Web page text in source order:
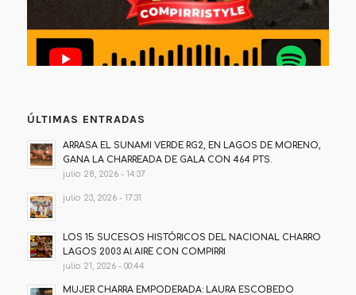
ÚLTIMAS ENTRADAS
ARRASA EL SUNAMI VERDE RG2, EN LAGOS DE MORENO,
GANA LA CHARREADA DE GALA CON 464 PTS.
julio 28, 2026 - 14:37
julio 23, 2026 - 17:31
LOS 15 SUCESOS HISTÓRICOS DEL NACIONAL CHARRO
LAGOS 2003 Al AIRE CON COMPIRRI
julio 21, 2026 - 00:44
MUJER CHARRA EMPODERADA: LAURA ESCOBEDO